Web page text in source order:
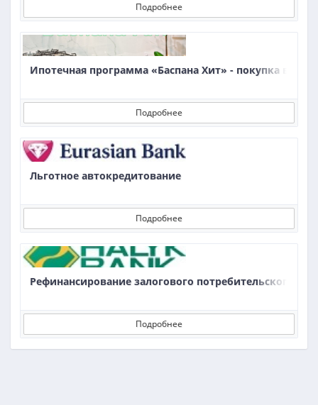
Подробнее
Ипотечная программа «Баспана Хит» - покупка
Подробнее
Льготное автокредитование
Подробнее
Рефинансирование залогового потребительского
Подробнее